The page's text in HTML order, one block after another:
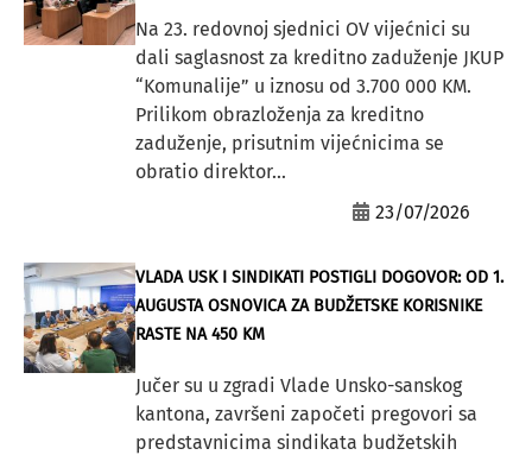
Na 23. redovnoj sjednici OV vijećnici su
dali saglasnost za kreditno zaduženje JKUP
“Komunalije” u iznosu od 3.700 000 KM.
Prilikom obrazloženja za kreditno
zaduženje, prisutnim vijećnicima se
obratio direktor...
23/07/2026
VLADA USK I SINDIKATI POSTIGLI DOGOVOR: OD 1.
AUGUSTA OSNOVICA ZA BUDŽETSKE KORISNIKE
RASTE NA 450 KM
Jučer su u zgradi Vlade Unsko-sanskog
kantona, završeni započeti pregovori sa
predstavnicima sindikata budžetskih